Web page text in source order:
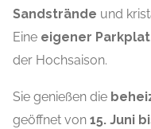
Sandstrände und
Eine eigener
der Hochsaison.
Sie genießen die
geöffnet von 15. Juni